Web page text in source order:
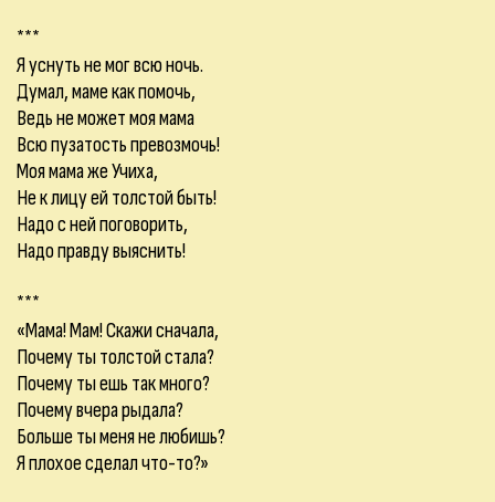
***
Я уснуть не мог всю ночь.
Думал, маме как помочь,
Ведь не может моя мама
Всю пузатость превозмочь!
Моя мама же Учиха,
Не к лицу ей толстой быть!
Надо с ней поговорить,
Надо правду выяснить!
***
«Мама! Мам! Скажи сначала,
Почему ты толстой стала?
Почему ты ешь так много?
Почему вчера рыдала?
Больше ты меня не любишь?
Я плохое сделал что-то?»